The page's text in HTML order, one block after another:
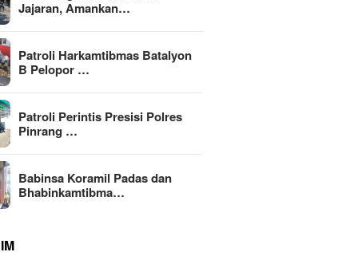
Jajaran, Amankan…
Patroli Harkamtibmas Batalyon
B Pelopor …
Patroli Perintis Presisi Polres
Pinrang …
Babinsa Koramil Padas dan
Bhabinkamtibma…